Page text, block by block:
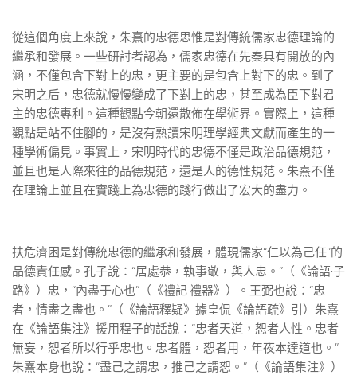
從這個角度上來說，朱熹的忠德思惟是對傳統儒家忠德理論的
繼承和發展。一些研討者認為，儒家忠德在先秦具有開放的內
涵，不僅包含下對上的忠，更主要的是包含上對下的忠。到了
宋明之后，忠德就慢慢變成了下對上的忠，甚至成為臣下對君
主的忠德專利。這種觀點今朝還散佈在學術界。實際上，這種
觀點是站不住腳的，是沒有熟讀宋明理學經典文獻而產生的一
種學術偏見。事實上，宋明時代的忠德不僅是政治品德規范，
並且也是人際來往的品德規范，還是人的德性規范。朱熹不僅
在理論上並且在實踐上為忠德的踐行做出了宏大的盡力。
扶危濟困是對傳統忠德的繼承和發展，體現儒家“仁以為己任”的
品德責任感。孔子說：“居處恭，執事敬，與人忠。”（《論語·子
路》）忠，“內盡于心也”（《禮記·禮器》）。王弼也說：“忠
者，情盡之盡也。”（《論語釋疑》據皇侃《論語疏》引）朱熹
在《論語集注》援用程子的話說：“忠者天道，恕者人性。忠者
無妄，恕者所以行乎忠也。忠者體，恕者用，年夜本達道也。”
朱熹本身也說：“盡己之謂忠，推己之謂恕。”（《論語集注》）